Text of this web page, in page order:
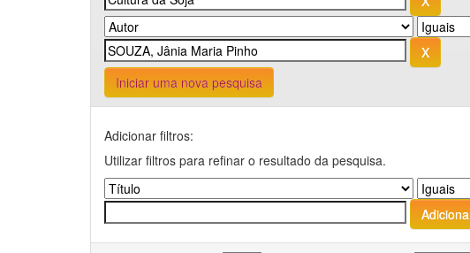
Iniciar uma nova pesquisa
Adicionar filtros:
Utilizar filtros para refinar o resultado da pesquisa.